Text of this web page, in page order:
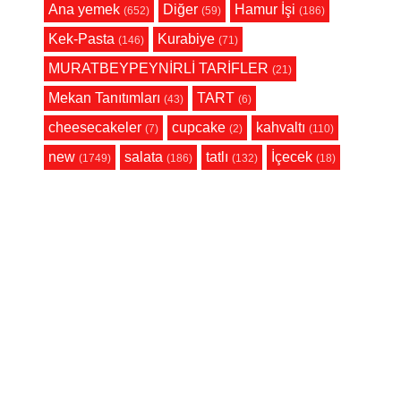
Ana yemek (652) Diğer (59) Hamur İşi (186)
Kek-Pasta (146) Kurabiye (71)
MURATBEYPEYNİRLİ TARİFLER (21)
Mekan Tanıtımları (43) TART (6)
cheesecakeler (7) cupcake (2) kahvaltı (110)
new (1749) salata (186) tatlı (132) İçecek (18)